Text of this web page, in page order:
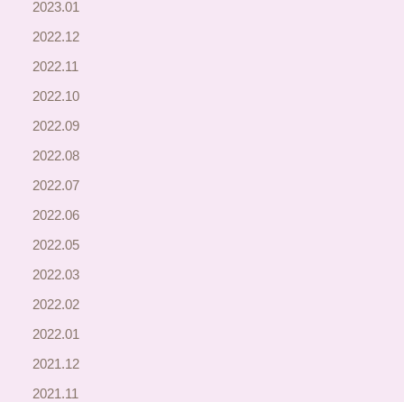
2023.01
2022.12
2022.11
2022.10
2022.09
2022.08
2022.07
2022.06
2022.05
2022.03
2022.02
2022.01
2021.12
2021.11